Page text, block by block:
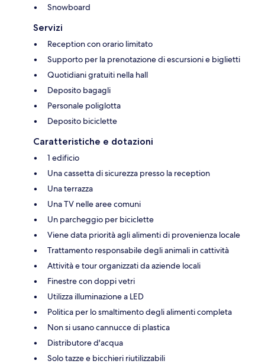
Snowboard
Servizi
Reception con orario limitato
Supporto per la prenotazione di escursioni e biglietti
Quotidiani gratuiti nella hall
Deposito bagagli
Personale poliglotta
Deposito biciclette
Caratteristiche e dotazioni
1 edificio
Una cassetta di sicurezza presso la reception
Una terrazza
Una TV nelle aree comuni
Un parcheggio per biciclette
Viene data priorità agli alimenti di provenienza locale
Trattamento responsabile degli animali in cattività
Attività e tour organizzati da aziende locali
Finestre con doppi vetri
Utilizza illuminazione a LED
Politica per lo smaltimento degli alimenti completa
Non si usano cannucce di plastica
Distributore d'acqua
Solo tazze e bicchieri riutilizzabili